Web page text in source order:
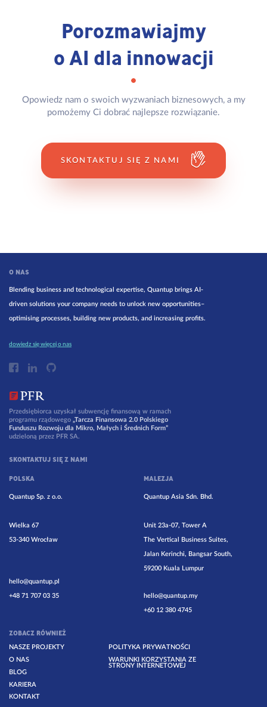
Porozmawiajmy
o AI dla innowacji
Opowiedz nam o swoich wyzwaniach biznesowych, a my
pomożemy Ci dobrać najlepsze rozwiązanie.
SKONTAKTUJ SIĘ Z NAMI
O NAS
Blending business and technological expertise, Quantup brings AI-
driven solutions your company needs to unlock new opportunities–
optimising processes, building new products, and increasing profits.
dowiedz się więcej o nas
Przedsiębiorca uzyskał subwencję finansową w ramach
programu rządowego „Tarcza Finansowa 2.0 Polskiego
Funduszu Rozwoju dla Mikro, Małych i Średnich Form”
udzieloną przez PFR SA.
SKONTAKTUJ SIĘ Z NAMI
POLSKA
Quantup Sp. z o.o.
Wielka 67
53-340 Wrocław
hello@quantup.pl
+48 71 707 03 35
MALEZJA
Quantup Asia Sdn. Bhd.
Unit 23a-07, Tower A
The Vertical Business Suites,
Jalan Kerinchi, Bangsar South,
59200 Kuala Lumpur
hello@quantup.my
+60 12 380 4745
ZOBACZ RÓWNIEŻ
NASZE PROJEKTY
O NAS
BLOG
KARIERA
KONTAKT
POLITYKA PRYWATNOŚCI
WARUNKI KORZYSTANIA ZE
STRONY INTERNETOWEJ